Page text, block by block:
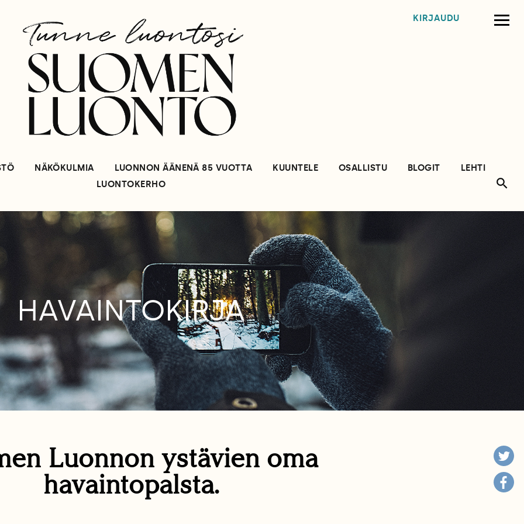
KIRJAUDU
NÄKÖKULMIA LUONNON ÄÄNENÄ 85 VUOTTA KUUNTELE OSALLISTU BLOGIT
LEHTI
LUONTOKERHO
HAVAINTOKIRJA
Luonnon ystävien oma
havaintopalsta.